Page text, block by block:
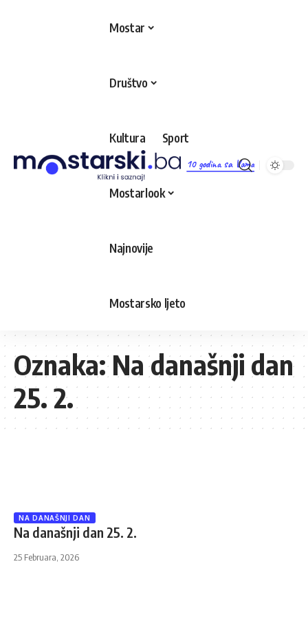
10 godina sa Vama
Mostar
Društvo
Kultura Sport
Mostarlook
Najnovije
Mostarsko ljeto
Oznaka:Na današnji dan
25. 2.
NA DANAŠNJI DAN
Na današnji dan 25. 2.
25 Februara, 2026